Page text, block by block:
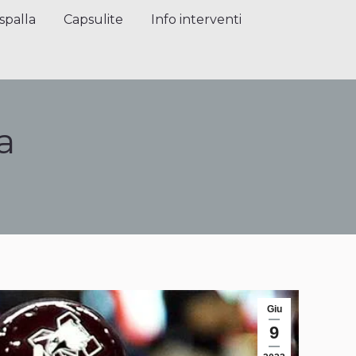
Capsulite Info interventi
Giu
9
Capsulite Info interventi